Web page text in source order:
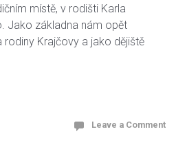
místě, v rodišti Karla
Jako základna nám opět
Krajčovy a jako dějiště
Leave a Comment